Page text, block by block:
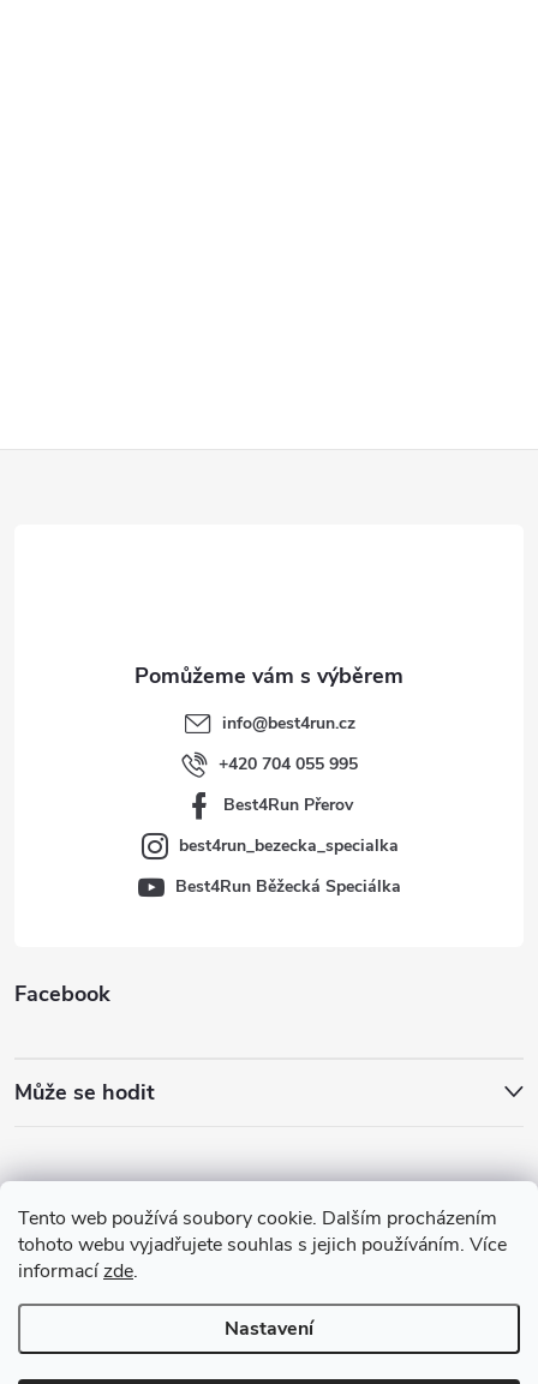
Tento web používá soubory cookie. Dalším procházením
tohoto webu vyjadřujete souhlas s jejich používáním. Více
informacízde.
Nastavení
Facebook
Může se hodit
info@best4run.cz
+420 704 055 995
Best4Run Přerov
best4run_bezecka_specialka
Best4Run Běžecká Speciálka